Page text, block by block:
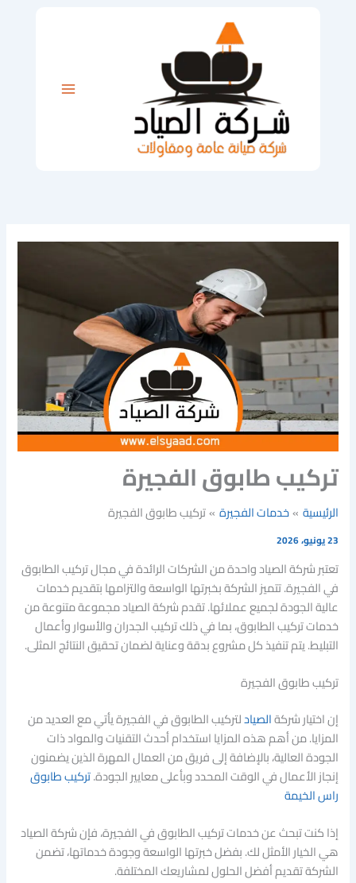
تركيب طابوق الفجيرة
الرئيسية خدمات الفجيرة تركيب طابوق الفجيرة
23 يونيو، 2026
تعتبر شركة الصياد واحدة من الشركات الرائدة في مجال تركيب الطابوق
في الفجيرة. تتميز الشركة بخبرتها الواسعة والتزامها بتقديم خدمات
عالية الجودة لجميع عملائها. تقدم شركة الصياد مجموعة متنوعة من
خدمات تركيب الطابوق، بما في ذلك تركيب الجدران والأسوار وأعمال
التبليط. يتم تنفيذ كل مشروع بدقة وعناية لضمان تحقيق النتائج المثلى.
تركيب طابوق الفجيرة
إن اختيار شركةالصيادلتركيب الطابوق في الفجيرة يأتي مع العديد من
المزايا. من أهم هذه المزايا استخدام أحدث التقنيات والمواد ذات
الجودة العالية، بالإضافة إلى فريق من العمال المهرة الذين يضمنون
إنجاز الأعمال في الوقت المحدد وبأعلى معايير الجودة.تركيب طابوق
راس الخيمة
إذا كنت تبحث عن خدمات تركيب الطابوق في الفجيرة، فإن شركة الصياد
هي الخيار الأمثل لك. بفضل خبرتها الواسعة وجودة خدماتها، تضمن
الشركة تقديم أفضل الحلول لمشاريعك المختلفة.